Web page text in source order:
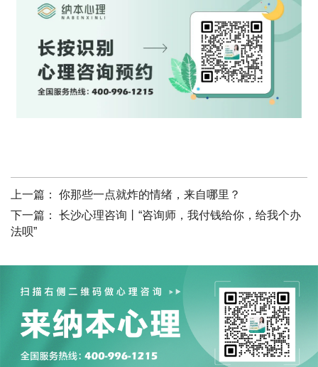
上一篇： 你那些一点就炸的情绪，来自哪里？
下一篇： 长沙心理咨询丨“咨询师，我付钱给你，给我个办
法呗”